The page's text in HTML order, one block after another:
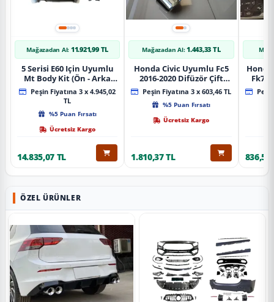
Mağazadan Al: 11.921,99 TL
5 Serisi E60 Için Uyumlu
Mt Body Kit (Ön - Arka
Tampon -Marspiyel )
Peşin Fiyatına 3 x 4.945,02
TL
%5 Puan Fırsatı
Ücretsiz Kargo
14.835,07 TL
Mağazadan Al: 1.443,33 TL
Honda Civic Uyumlu Fc5
2016-2020 Difüzör Çift
Çıkış İçin Egzoz Seti
Peşin Fiyatına 3 x 603,46 TL
%5 Puan Fırsatı
Ücretsiz Kargo
1.810,37 TL
Fk7
836,51
ÖZEL ÜRÜNLER